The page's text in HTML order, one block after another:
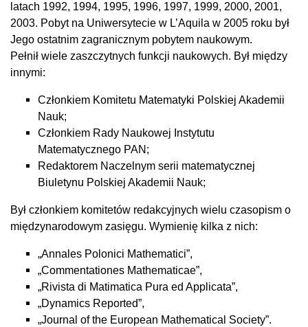
latach 1992, 1994, 1995, 1996, 1997, 1999, 2000, 2001,
2003. Pobyt na Uniwersytecie w L’Aquila w 2005 roku był
Jego ostatnim zagranicznym pobytem naukowym.
Pełnił wiele zaszczytnych funkcji naukowych. Był między
innymi:
Członkiem Komitetu Matematyki Polskiej Akademii
Nauk;
Członkiem Rady Naukowej Instytutu
Matematycznego PAN;
Redaktorem Naczelnym serii matematycznej
Biuletynu Polskiej Akademii Nauk;
Był członkiem komitetów redakcyjnych wielu czasopism o
międzynarodowym zasięgu. Wymienię kilka z nich:
„Annales Polonici Mathematici”,
„Commentationes Mathematicae”,
„Rivista di Matimatica Pura ed Applicata”,
„Dynamics Reported”,
„Journal of the European Mathematical Society”.